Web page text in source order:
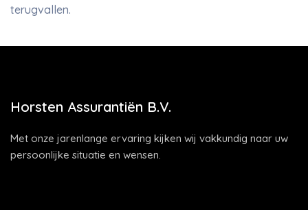
terugvallen.
Horsten Assurantiën B.V.
Met onze jarenlange ervaring kijken wij vakkundig naar uw
persoonlijke situatie en wensen.